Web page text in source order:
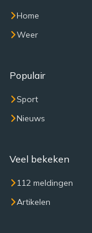
Home
Weer
Populair
Sport
Nieuws
Veel bekeken
112 meldingen
Artikelen